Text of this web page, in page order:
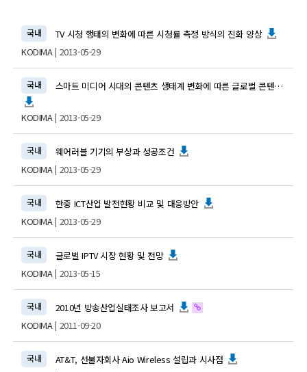
국내
TV 시청 행태의 변화에 따른 시청률 측정 방식의 진화 양상
KODIMA| 2013-05-29
국내 스마트 미디어 시대의 콘텐츠 생태계 변화에 따른 글로벌 콘텐츠 기업의 대응 전략
KODIMA| 2013-05-29
국내
웨어러블 기기의 부상과 성공조건
KODIMA| 2013-05-29
국내
한중 ICT산업 발전현황 비교 및 대응방안
KODIMA| 2013-05-29
국내
글로벌 IPTV 시장 현황 및 전망
KODIMA| 2013-05-15
국내
2010년 방송산업실태조사 보고서
KODIMA| 2011-09-20
국내
AT&T, 선불자회사 Aio Wireless 설립과 시사점